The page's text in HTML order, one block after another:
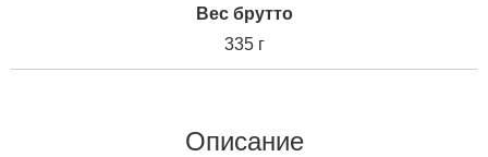
Вес брутто
335 г
Описание